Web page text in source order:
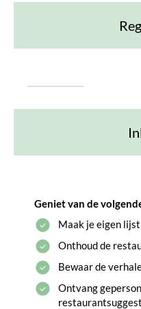
Geniet van de
Maak je eigen
Onthoud de
Bewaar de
Ontvang